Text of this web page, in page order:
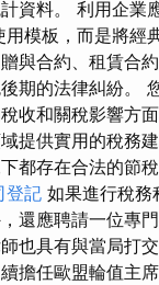
資料。 利用企業
用模板，而是將
與合約、租賃合
期的法律糾紛。
收和關稅影響方
提供實用的稅務
都存在合法的節
登記 如果進行稅務
還應聘請一位專
也具有與當局打
擔任歐盟輪值主